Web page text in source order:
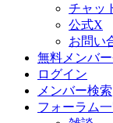
チャッ
公式X
お問い
無料メンバ
ログイン
メンバー検索
フォーラム